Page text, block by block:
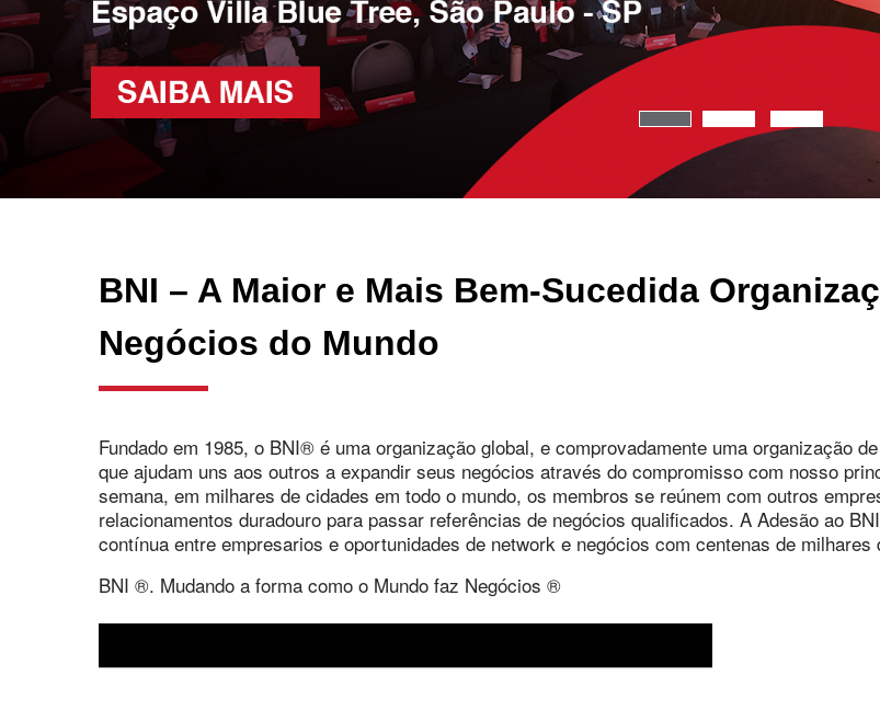
BNI – A Maior e Mais Bem-Sucedida
Negócios do Mundo
Fundado em 1985, o BNI® é uma organização global, e comprovadamente uma organização
que ajudam uns aos outros a expandir seus negócios através do compromisso com nosso
semana, em milhares de cidades em todo o mundo, os membros se reúnem com outros
relacionamentos duradouro para passar referências de negócios qualificados. A Adesão ao
contínua entre empresarios e oportunidades de network e negócios com centenas de
BNI ®. Mudando a forma como o Mundo faz Negócios ®